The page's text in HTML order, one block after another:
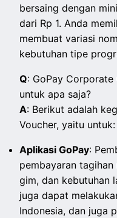
bersaing dengan
dari Rp 1. Anda
membuat variasi
kebutuhan tipe
Q: GoPay
untuk apa saja?
A: Berikut adalah
Voucher, yaitu untuk:
Aplikasi GoPay:
pembayaran
gim, dan kebutuhan
juga dapat
Indonesia, dan juga